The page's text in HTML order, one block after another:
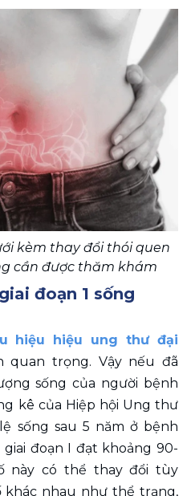
kèm thay đổi thói quen
cần được thăm khám
đoạn 1 sống
hiệu hiệu ung thư đại
quan trọng. Vậy nếu đã
sống của người bệnh
kê của Hiệp hội Ung thư
sống sau 5 năm ở bệnh
đoạn I đạt khoảng 90-
này có thể thay đổi tùy
nhau như thể trạng,